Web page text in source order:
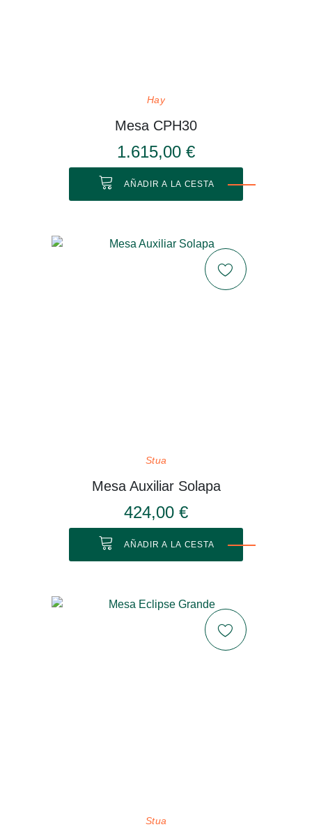
Hay
Mesa CPH30
1.615,00 €
AÑADIR A LA CESTA
Stua
Mesa Auxiliar Solapa
424,00 €
AÑADIR A LA CESTA
Stua